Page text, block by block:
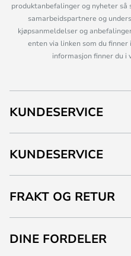
produktanbefalinger og nyheter
samarbeidspartnere og
kjøpsanmeldelser og
enten via linken som du
informasjon finner du i
KUNDESERVICE
KUNDESERVICE
FRAKT OG RETUR
DINE FORDELER